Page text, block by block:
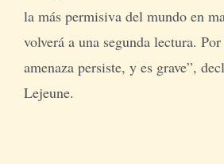
la más permisiva del mundo en
volverá a una segunda lectura.
amenaza persiste, y es grave”,
Lejeune.